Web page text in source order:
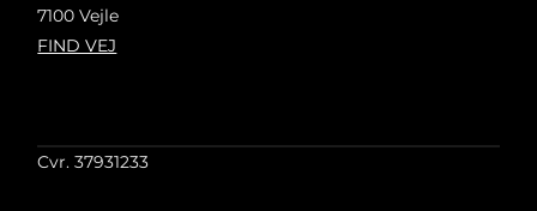
7100 Vejle
FIND VEJ
Cvr. 37931233